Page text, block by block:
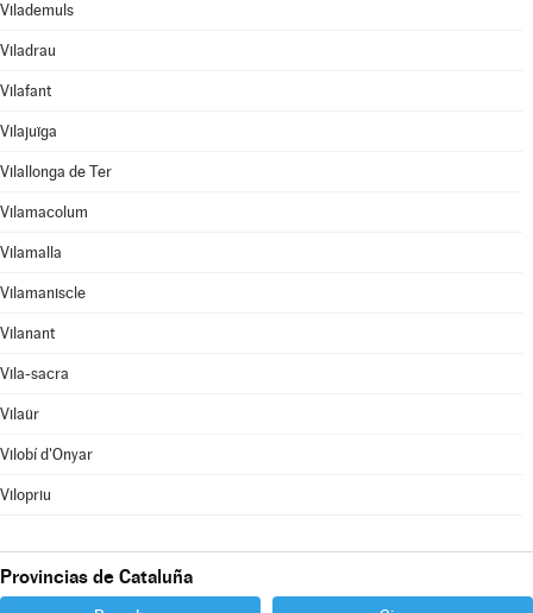
Vilademuls
Viladrau
Vilafant
Vilajuïga
Vilallonga de Ter
Vilamacolum
Vilamalla
Vilamaniscle
Vilanant
Vila-sacra
Vilaür
Vilobí d'Onyar
Vilopriu
Provincias de Cataluña